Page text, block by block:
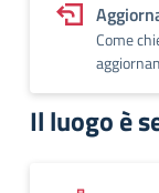
Come
Il luogo è